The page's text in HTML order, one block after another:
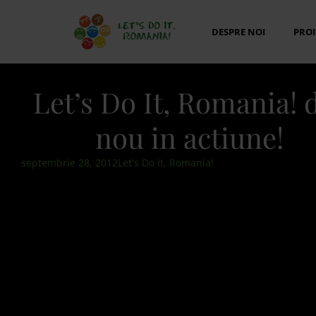
DESPRE NOI
Let’s Do It, Romania!
nou in actiune!
septembrie 28, 2012Let's Do It, Romania!